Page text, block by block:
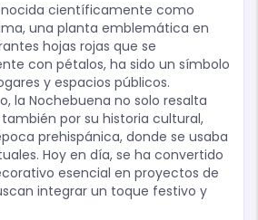
científicamente como
una planta emblemática en
hojas rojas que se
con pétalos, ha sido un símbolo
y espacios públicos.
la Nochebuena no solo resalta
por su historia cultural,
prehispánica, donde se usaba
Hoy en día, se ha convertido
esencial en proyectos de
integrar un toque festivo y